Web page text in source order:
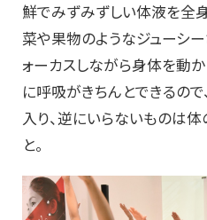
鮮でみずみずしい体液を全
菜や果物のようなジューシ
ォーカスしながら身体を動
に呼吸がきちんとできるの
入り、逆にいらないものは
と。